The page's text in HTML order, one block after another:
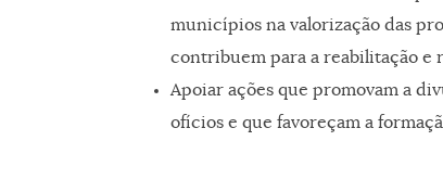
municípios na valorização das
contribuem para a reabilitação e
Apoiar ações que promovam a
ofícios e que favoreçam a